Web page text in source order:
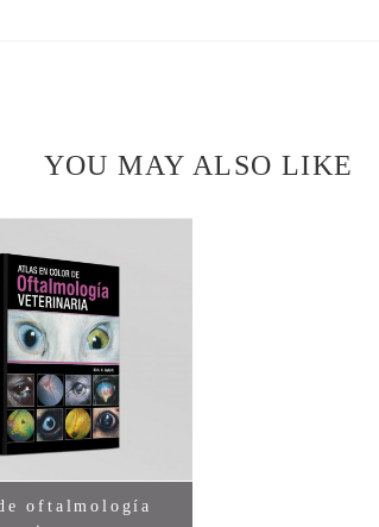
YOU MAY ALSO LIKE
oftalmologí­a